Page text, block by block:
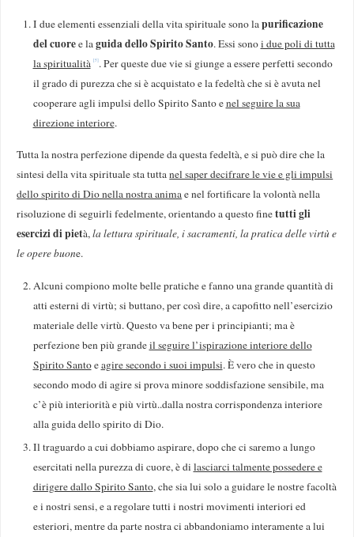
I due elementi essenziali della vita spirituale sono la purificazione
del cuoree la guida dello Spirito Santo. Essi sonoi due poli di tutta
la spiritualità [5]. Per queste due vie si giunge a essere perfetti secondo
il grado di purezza che si è acquistato e la fedeltà che si è avuta nel
cooperare agli impulsi dello Spirito Santo enel seguire la sua
direzione interiore.
Tutta la nostra perfezione dipende da questa fedeltà, e si può dire che la
sintesi della vita spirituale sta tuttanel saper decifrare le vie e gli impulsi
dello spirito di Dio nella nostra animae nel fortificare la volontà nella
risoluzione di seguirli fedelmente, orientando a questo finetutti gli
esercizi di pietà,la lettura spirituale, i sacramenti, la pratica delle virtù e
le opere buone.
Alcuni compiono molte belle pratiche e fanno una grande quantità di
atti esterni di virtù; si buttano, per così dire, a capofitto nell’esercizio
materiale delle virtù. Questo va bene per i principianti; ma è
perfezione ben più grandeil seguire l’ispirazione interiore dello
Spirito Santoeagire secondo i suoi impulsi. È vero che in questo
secondo modo di agire si prova minore soddisfazione sensibile, ma
c’è più interiorità e più virtù..dalla nostra corrispondenza interiore
alla guida dello spirito di Dio.
Il traguardo a cui dobbiamo aspirare, dopo che ci saremo a lungo
esercitati nella purezza di cuore, è di lasciarci talmente possedere e
dirigere dallo Spirito Santo, che sia lui solo a guidare le nostre facoltà
e i nostri sensi, e a regolare tutti i nostri movimenti interiori ed
esteriori, mentre da parte nostra ci abbandoniamo interamente a lui